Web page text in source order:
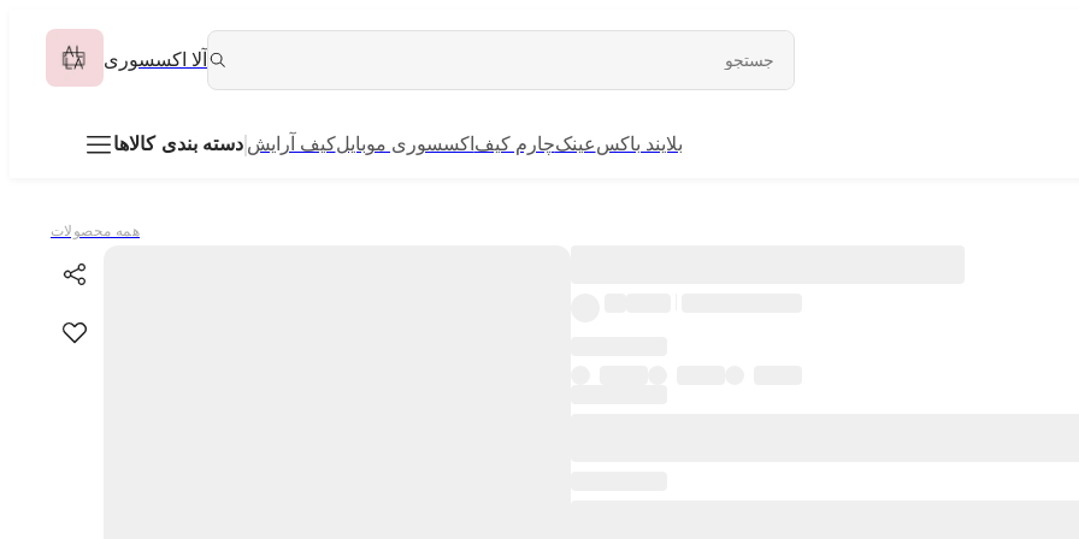
آلا اکسسوری
دسته بندی کالاها کیف آرایشاکسسوری موبایل چارم کیفعینکبلایند باکس
همه محصولات